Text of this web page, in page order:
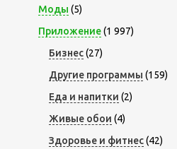
Моды (5)
Приложение(1 997)
Бизнес(27)
Другие программы (159)
Еда и напитки (2)
Живые обои (4)
Здоровье и фитнес(42)